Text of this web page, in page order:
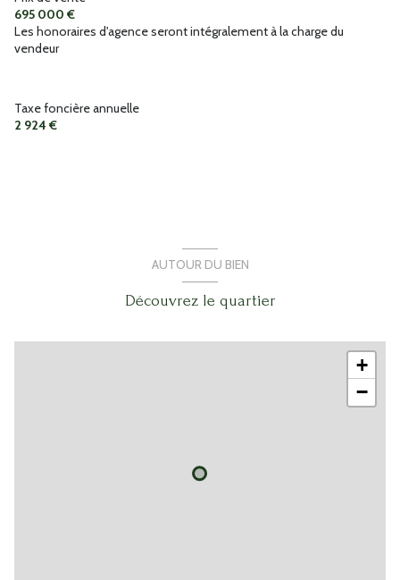
chaleur)
2 garage(s)
695 000 €
Les honoraires d'agence seront intégralement à la charge du
vendeur
Taxe foncière annuelle
2 924 €
AUTOUR DU BIEN
Découvrez le quartier
+
−